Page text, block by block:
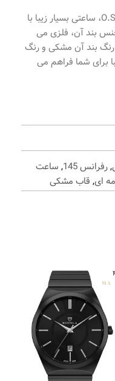
ساعت اورینتال زنانه کد O.SH145L-0013، ساعتی بسیار زیبا با
و جنس بند آن، فلزی می
بند آن مشکی و رنگ
برای شما فراهم می
,رفرانس 145 , ساعت
ای, قاب مشکی